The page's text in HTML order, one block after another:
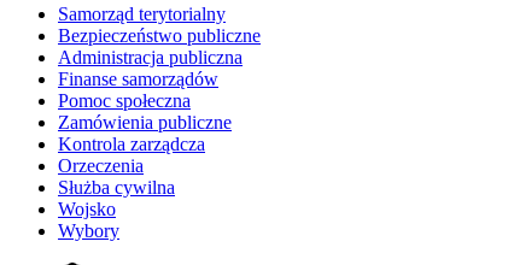
Samorząd terytorialny
Bezpieczeństwo publiczne
Administracja publiczna
Finanse samorządów
Pomoc społeczna
Zamówienia publiczne
Kontrola zarządcza
Orzeczenia
Służba cywilna
Wojsko
Wybory